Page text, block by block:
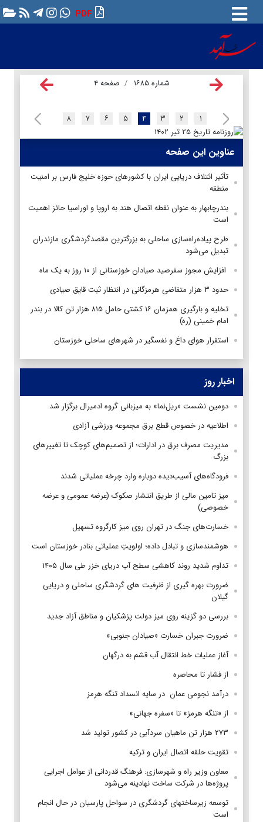
PDF
شماره ۱۶۸۵ صفحه ۴
۱ ۲ ۳ ۴ ۵ ۶ ۷ ۸
عناوین این صفحه
تأثیر ائتلاف دریایی ایران با کشورهای حوزه خلیج فارس بر امنیت
منطقه
بندرچابهار به عنوان نقطه اتصال هند به اروپا و اوراسیا حائز اهمیت
است
طرح پیاده‌راه‌سازی ساحلی به بزرگترین مقصدگردشگری مازندران
تبدیل می‌شود
افزایش مجوز سفرصید صیادان خوزستانی از ۱۰ روز به یک ماه
حدود ۳ هزار متقاضی هرمزگانی در انتظار ثبت قایق صیادی
تخلیه و بارگیری همزمان ۱۶ کشتی حامل ۸۱۵ هزار تن کالا در بندر
امام خمینی (ره)
استقرار هوای داغ و نفسگیر در شهر‌های ساحلی خوزستان
اخبار روز
دومین نشست «ریل‌نما» به میزبانی گروه ادمیرال برگزار شد
اطلاعیه در خصوص قطع برق مجموعه ورزشی آزادی
مدیریت مصرف برق در ادارات؛ از تصمیم‌های کوچک تا تغییرهای
بزرگ
فرودگاه‌های آسیب‌دیده دوباره وارد چرخه عملیاتی شدند
میز تامین مالی از طریق انتشار صکوک (عرضه عمومی و عرضه
خصوصی)
خسارت‌های جنگ در تهران روی میز کارگروه تسهیل
هوشمندسازی و تبادل داده؛ اولویتِ عملیاتی بنادر خوزستان است
تداوم شدید روند کاهشی سطح آب دریای خزر طی سال ۱۴۰۵
ضرورت بهره گیری از ظرفیت های گردشگری ساحلی و دریایی
گیلان
بررسی دو گزینه روی میز دولت پزشکیان و مناطق آزاد جدید
ضرورت جبران خسارت «صیادان جنوبی»
آغاز عملیات خط انتقال آب قشم به درگهان
از فشار تا محاصره
درآمد نجومی عمان در سایه انسداد تنگه هرمز
از «تنگه هرمز» تا «سفره جهانی»
۲۷۳ هزار تن ماهیان سردآبی در کشور تولید شد
تقویت حلقه اتصال ایران و ترکیه
معاون وزیر راه و شهرسازی: فرهنگ قدردانی از عوامل اجرایی
پروژه‌ها در شرکت ساخت نهادینه می‌شود
توسعه زیرساختهای گردشگری در سواحل پارسیان در حال انجام
است